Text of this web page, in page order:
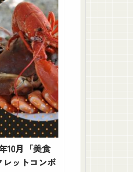
10月「美食
ットコンボ